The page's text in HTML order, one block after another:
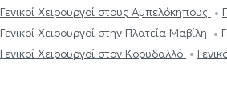
Γενικοί Χειρουργοί στους Αμπελόκηπους
Γενικοί Χειρουργοί στην Πλατεία Μαβίλη
Γενικοί Χειρουργοί στον Κορυδαλλό